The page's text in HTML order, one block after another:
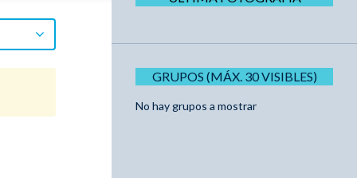
GRUPOS (MÁX. 30 VISIBLES)
No hay grupos a mostrar